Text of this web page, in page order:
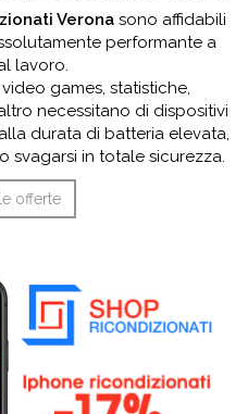
Verona sono affidabili
performante a
lavoro.
games, statistiche,
necessitano di dispositivi
durata di batteria elevata,
svagarsi in totale sicurezza.
offerte